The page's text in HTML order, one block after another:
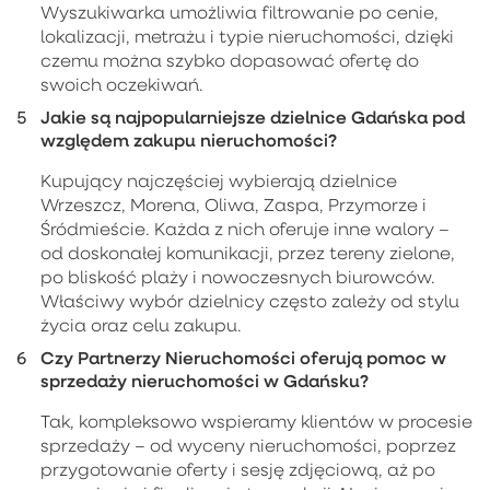
Wyszukiwarka umożliwia filtrowanie po cenie,
lokalizacji, metrażu i typie nieruchomości, dzięki
czemu można szybko dopasować ofertę do
swoich oczekiwań.
Jakie są najpopularniejsze dzielnice Gdańska pod
względem zakupu nieruchomości?
Kupujący najczęściej wybierają dzielnice
Wrzeszcz, Morena, Oliwa, Zaspa, Przymorze i
Śródmieście. Każda z nich oferuje inne walory –
od doskonałej komunikacji, przez tereny zielone,
po bliskość plaży i nowoczesnych biurowców.
Właściwy wybór dzielnicy często zależy od stylu
życia oraz celu zakupu.
Czy Partnerzy Nieruchomości oferują pomoc w
sprzedaży nieruchomości w Gdańsku?
Tak, kompleksowo wspieramy klientów w procesie
sprzedaży – od wyceny nieruchomości, poprzez
przygotowanie oferty i sesję zdjęciową, aż po